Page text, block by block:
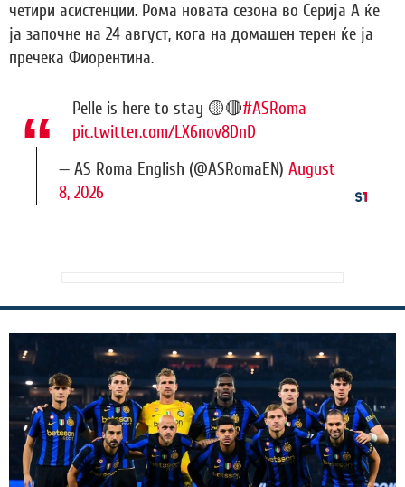
четири асистенции. Рома новата сезона во Серија А ќе
ја започне на 24 август, кога на домашен терен ќе ја
пречека Фиорентина.
Pelle is here to stay 🟡🔴#ASRoma
pic.twitter.com/LX6nov8DnD
— AS Roma English (@ASRomaEN) August
8, 2026